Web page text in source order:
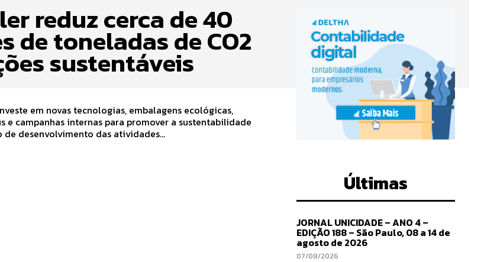
reduz cerca de 40
de toneladas de CO2
sustentáveis
em novas tecnologias, embalagens ecológicas,
e campanhas internas para promover a sustentabilidade
de desenvolvimento das atividades...
Últimas
JORNAL UNICIDADE – ANO 4 –
EDIÇÃO 188 – São Paulo, 08 a 14 de
agosto de 2026
07/08/2026